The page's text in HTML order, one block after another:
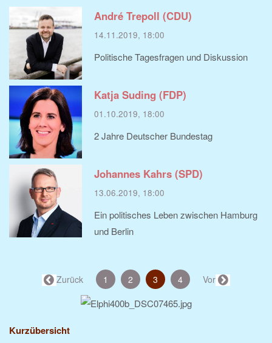
André Trepoll (CDU)
14.11.2019, 18:00
Politische Tagesfragen und Diskussion
Katja Suding (FDP)
01.10.2019, 18:00
2 Jahre Deutscher Bundestag
Johannes Kahrs (SPD)
13.06.2019, 18:00
Ein politisches Leben zwischen Hamburg
und Berlin
← Zurück 1 2 3 (aktuell)
4 Vor →
Kurzübersicht